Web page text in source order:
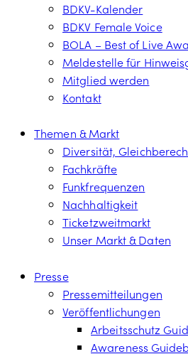
BDKV-Kalender
BDKV Female Voice
BOLA – Best of Live
Meldestelle für
Mitglied werden
Kontakt
Themen & Markt
Diversität,
Fachkräfte
Funkfrequenzen
Nachhaltigkeit
Ticketzweitmarkt
Unser Markt & Daten
Presse
Pressemitteilungen
Veröffentlichungen
Arbeitsschutz
Awareness